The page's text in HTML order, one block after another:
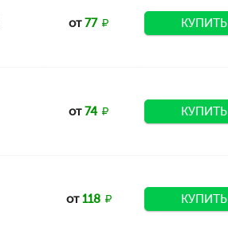
от77 КУПИТЬ
от74 КУПИТЬ
от118 КУПИТЬ